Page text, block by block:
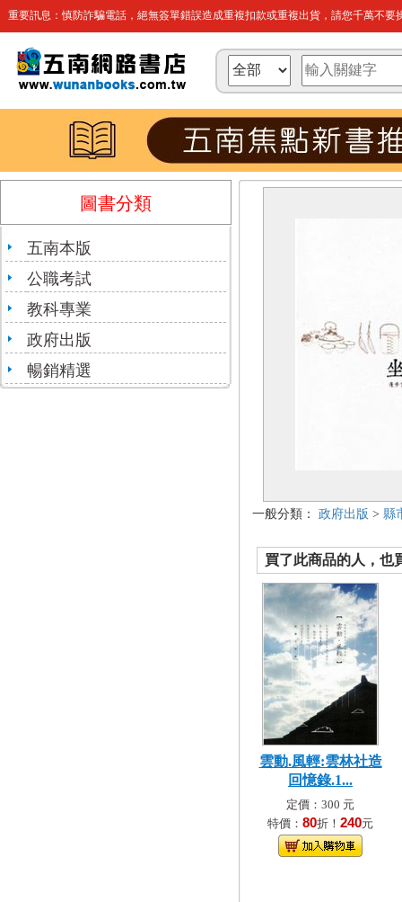
重要訊息：慎防詐騙電話，絕無簽單錯誤造成重複扣款或重複出貨，請您千萬不要
圖書分類
五南本版
公職考試
教科專業
政府出版
暢銷精選
一般分類： 政府出版 > 縣
買了此商品的人，也
雲動.風輕:雲林社造
回憶錄.1...
定價：300 元
特價： 80折！ 240元